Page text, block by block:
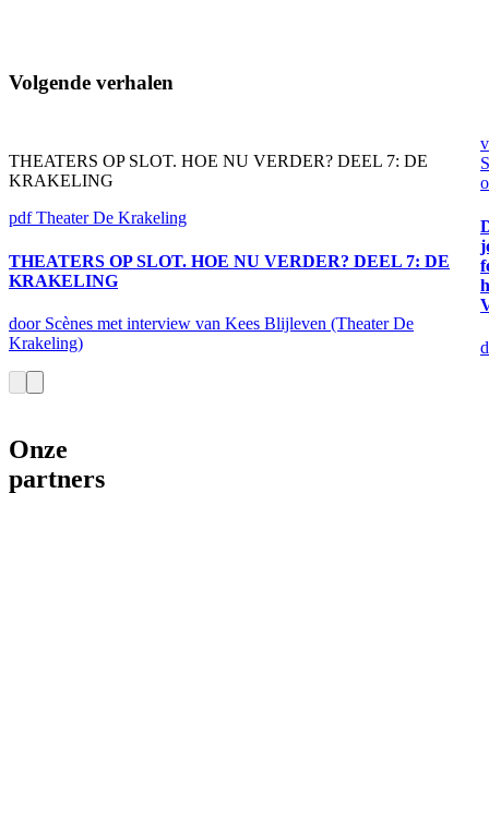
Volgende verhalen
THEATERS OP SLOT. HOE NU VERDER? DEEL 7: DE
KRAKELING
pdf Theater De Krakeling
THEATERS OP SLOT. HOE NU VERDER? DEEL 7: DE
KRAKELING
door Scènes met interview van Kees Blijleven (Theater De
Krakeling)
Onze
partners